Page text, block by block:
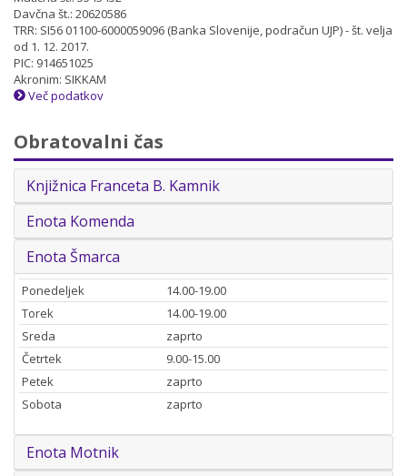
Davčna št.: 20620586
TRR: SI56 01100-6000059096 (Banka Slovenije, podračun UJP) - št. velja
od 1. 12. 2017.
PIC: 914651025
Akronim: SIKKAM
Več podatkov
Obratovalni čas
Knjižnica Franceta B. Kamnik
Enota Komenda
Enota Šmarca
Ponedeljek
14.00-19.00
Torek
14.00-19.00
Sreda
zaprto
Četrtek
9.00-15.00
Petek
zaprto
Sobota
zaprto
Enota Motnik